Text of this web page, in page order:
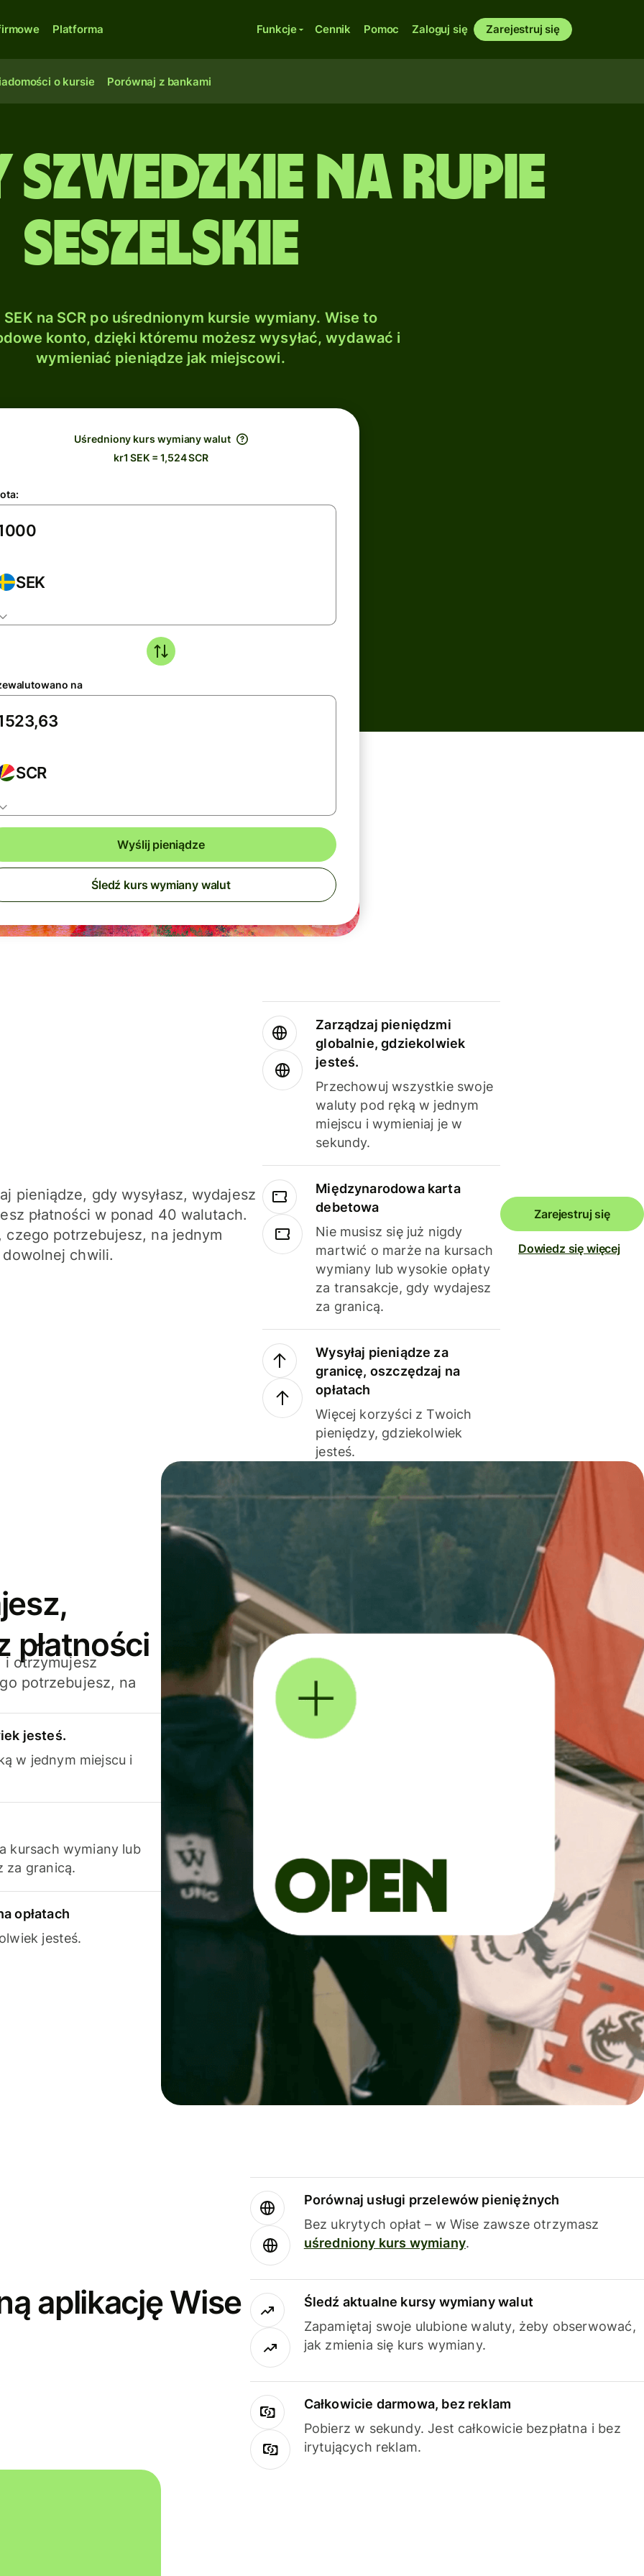
Platforma Funkcje Cennik Pomoc Zaloguj się Zarejestruj się
o kursie Porównaj z bankami
na Rupie
seszelskie
na SCR po uśrednionym kursie wymiany. Wise to
konto, dzięki któremu możesz wysyłać, wydawać i
wymieniać pieniądze jak miejscowi.
Uśredniony kurs wymiany walut
kr1 SEK = 1,524 SCR
SEK
na
SCR
Wyślij pieniądze
Śledź kurs wymiany walut
pieniądze, gdy wysyłasz, wydajesz
płatności w ponad 40 walutach.
czego potrzebujesz, na jednym
chwili.
Zarządzaj pieniędzmi
globalnie, gdziekolwiek
jesteś.
Przechowuj wszystkie swoje
waluty pod ręką w jednym
miejscu i wymieniaj je w
sekundy.
Międzynarodowa karta
debetowa
Nie musisz się już nigdy
martwić o marże na kursach
wymiany lub wysokie opłaty
za transakcje, gdy wydajesz
za granicą.
Wysyłaj pieniądze za
granicę, oszczędzaj na
opłatach
Więcej korzyści z Twoich
pieniędzy, gdziekolwiek
jesteś.
Zarejestruj się
Dowiedz się więcej
płatności
i otrzymujesz
potrzebujesz, na
jesteś.
w jednym miejscu i
kursach wymiany lub
za granicą.
opłatach
jesteś.
aplikację Wise
Porównaj usługi przelewów pieniężnych
Bez ukrytych opłat – w Wise zawsze otrzymasz
uśredniony kurs wymiany.
Śledź aktualne kursy wymiany walut
Zapamiętaj swoje ulubione waluty, żeby obserwować,
jak zmienia się kurs wymiany.
Całkowicie darmowa, bez reklam
Pobierz w sekundy. Jest całkowicie bezpłatna i bez
irytujących reklam.